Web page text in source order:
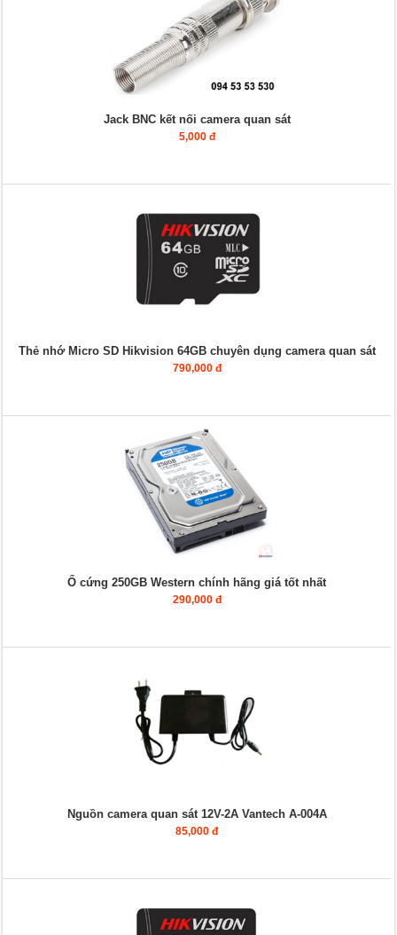
Jack BNC kết nối camera quan sát
5,000 đ
Thẻ nhớ Micro SD Hikvision 64GB chuyên dụng camera quan sát
790,000 đ
Ổ cứng 250GB Western chính hãng giá tốt nhất
290,000 đ
Nguồn camera quan sát 12V-2A Vantech A-004A
85,000 đ